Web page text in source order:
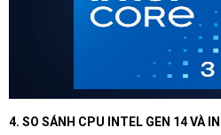
4. SO SÁNH CPU INTEL GEN 14 VÀ